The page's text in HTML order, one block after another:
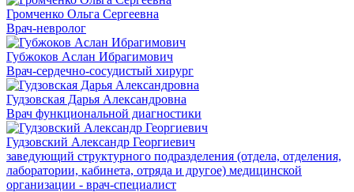
Громченко Ольга Сергеевна
Врач-невролог
Губжоков Аслан Ибрагимович
Врач-сердечно-сосудистый хирург
Гудзовская Дарья Александровна
Врач функциональной диагностики
Гудзовский Александр Георгиевич
заведующий структурного подразделения (отдела, отделения,
лаборатории, кабинета, отряда и другое) медицинской
организации - врач-специалист